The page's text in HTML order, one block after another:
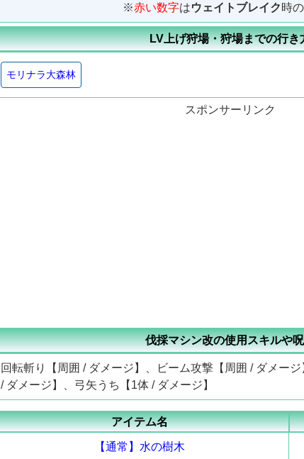
※赤い数字はウェイトブレイク時
LV上げ狩場・狩場までの行き
モリナラ大森林
スポンサーリンク
伐採マシン改の使用スキルや
回転斬り【周囲 / ダメージ】、ビーム攻撃【周囲 / ダメー
/ ダメージ】、弓矢うち【1体 / ダメージ】
アイテム名
【通常】 水の樹木